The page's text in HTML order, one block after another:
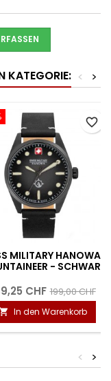
KATEGORIE: >
<
MILITARY HANOWA -
- SCHWARZ
CHF 199,00 CHF
In den Warenkorb
favorite_border
>
<